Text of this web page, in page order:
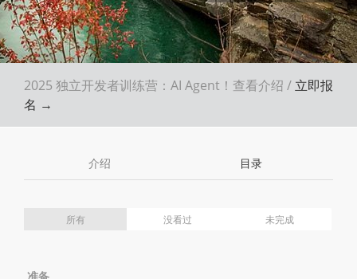
2025 独立开发者训练营：AI Agent！ 查看介绍 / 立即报
名 →
介绍 目录
所有 没看过 未完成